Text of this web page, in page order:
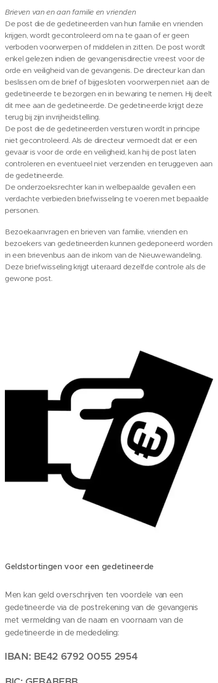
Brieven van en aan familie en vrienden
De post die de gedetineerden van hun familie en vrienden
krijgen, wordt gecontroleerd om na te gaan of er geen
verboden voorwerpen of middelen in zitten. De post wordt
enkel gelezen indien de gevangenisdirectie vreest voor de
orde en veiligheid van de gevangenis. De directeur kan dan
beslissen om de brief of bijgesloten voorwerpen niet aan de
gedetineerde te bezorgen en in bewaring te nemen. Hij deelt
dit mee aan de gedetineerde. De gedetineerde krijgt deze
terug bij zijn invrijheidstelling.
De post die de gedetineerden versturen wordt in principe
niet gecontroleerd. Als de directeur vermoedt dat er een
gevaar is voor de orde en veiligheid, kan hij de post laten
controleren en eventueel niet verzenden en teruggeven aan
de gedetineerde.
De onderzoeksrechter kan in welbepaalde gevallen een
verdachte verbieden briefwisseling te voeren met bepaalde
personen.
Bezoekaanvragen en brieven van familie, vrienden en
bezoekers van gedetineerden kunnen gedeponeerd worden
in een brievenbus aan de inkom van de Nieuwewandeling.
Deze briefwisseling krijgt uiteraard dezelfde controle als de
gewone post.
Geldstortingen voor een gedetineerde
Men kan geld overschrijven ten voordele van een
gedetineerde via de postrekening van de gevangenis
met vermelding van de naam en voornaam van de
gedetineerde in de mededeling:
IBAN: BE42 6792 0055 2954